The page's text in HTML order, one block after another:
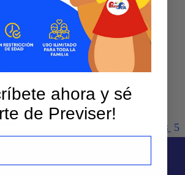
asesor
por WhatsApp
OSORIO GUÁQUETA – CALI
Cll 5b 3 38 44
Ver más
ahora y sé
de Previser!